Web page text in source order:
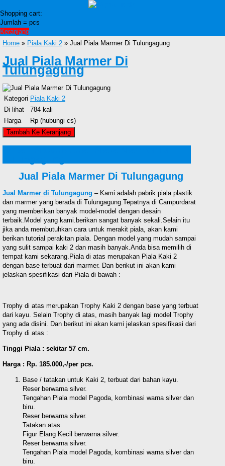
Shopping cart:
Jumlah = pcs
Keranjang
Home » Piala Kaki 2 » Jual Piala Marmer Di Tulungagung
Jual Piala Marmer Di
Tulungagung
Kategori Piala Kaki 2
Di lihat
784 kali
Harga
Rp (hubungi cs)
Jual Piala Marmer Di Tulungagung
Jual Marmer di Tulungagung – Kami adalah pabrik piala plastik
dan marmer yang berada di Tulungagung.Tepatnya di Campurdarat
yang memberikan banyak model-model dengan desain
terbaik.Model yang kami.berikan sangat banyak sekali.Selain itu
jika anda membutuhkan cara untuk merakit piala, akan kami
berikan tutorial perakitan piala. Dengan model yang mudah sampai
yang sulit sampai kaki 2 dan masih banyak.Anda bisa memilih di
tempat kami sekarang.Piala di atas merupakan Piala Kaki 2
dengan base terbuat dari marmer. Dan berikut ini akan kami
jelaskan spesifikasi dari Piala di bawah :
Trophy di atas merupakan Trophy Kaki 2 dengan base yang terbuat
dari kayu. Selain Trophy di atas, masih banyak lagi model Trophy
yang ada disini. Dan berikut ini akan kami jelaskan spesifikasi dari
Trophy di atas :
Tinggi Piala : sekitar 57 cm.
Harga : Rp. 185.000,-/per pcs.
Base / tatakan untuk Kaki 2, terbuat dari bahan kayu.
Reser berwarna silver.
Tengahan Piala model Pagoda, kombinasi warna silver dan
biru.
Reser berwarna silver.
Tatakan atas.
Figur Elang Kecil berwarna silver.
Reser berwarna silver.
Tengahan Piala model Pagoda, kombinasi warna silver dan
biru.